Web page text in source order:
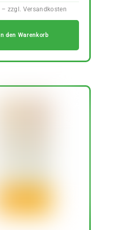
den Warenkorb